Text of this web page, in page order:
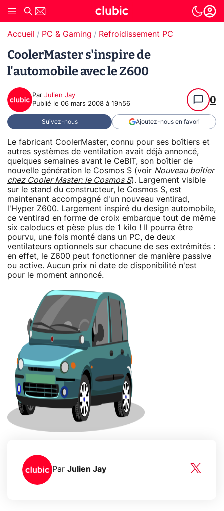
Accueil PC & Gaming Refroidissement PC
CoolerMaster s'inspire de
l'automobile avec le Z600
Par Julien Jay
Publié le 06 mars 2008 à 19h56 0
Suivez-nous Ajoutez-nous en favori
Le fabricant CoolerMaster, connu pour ses boîtiers et
autres systèmes de ventilation avait déjà annoncé,
quelques semaines avant le CeBIT, son boîtier de
nouvelle génération le Cosmos S (voir Nouveau boîtier
chez Cooler Master: le Cosmos S). Largement visible
sur le stand du constructeur, le Cosmos S, est
maintenant accompagné d'un nouveau ventirad,
l'Hyper Z600. Largement inspiré du design automobile,
ce ventirad en forme de croix embarque tout de même
six caloducs et pèse plus de 1 kilo ! Il pourra être
pourvu, une fois monté dans un PC, de deux
ventilateurs optionnels sur chacune de ses extrémités :
en effet, le Z600 peut fonctionner de manière passive
ou active. Aucun prix ni date de disponibilité n'est
pour le moment annoncé.
Par Julien Jay